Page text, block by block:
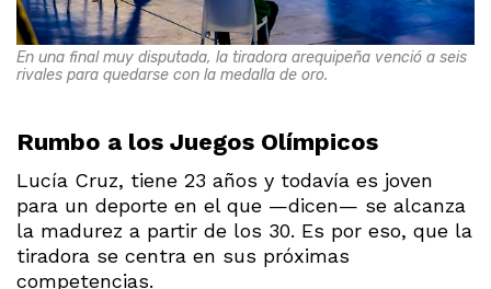
En una final muy disputada, la tiradora arequipeña venció a seis
rivales para quedarse con la medalla de oro.
Rumbo a los Juegos Olímpicos
Lucía Cruz, tiene 23 años y todavía es joven
para un deporte en el que —dicen— se alcanza
la madurez a partir de los 30. Es por eso, que la
tiradora se centra en sus próximas
competencias.